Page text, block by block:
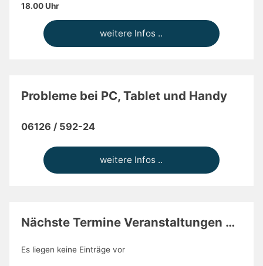
18.00 Uhr
weitere Infos ..
Probleme bei PC, Tablet und Handy
06126 / 592-24
weitere Infos ..
Nächste Termine Veranstaltungen …
Es liegen keine Einträge vor